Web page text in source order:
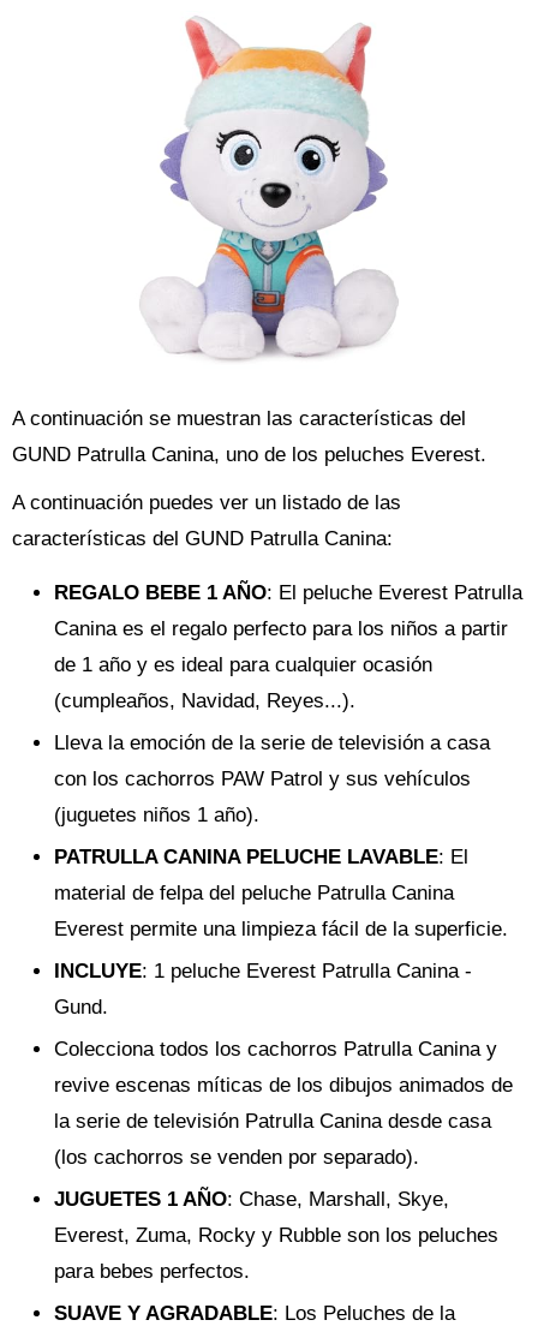
A continuación se muestran las características del
GUND Patrulla Canina, uno de los peluches Everest.
A continuación puedes ver un listado de las
características del GUND Patrulla Canina:
REGALO BEBE 1 AÑO: El peluche Everest Patrulla
Canina es el regalo perfecto para los niños a partir
de 1 año y es ideal para cualquier ocasión
(cumpleaños, Navidad, Reyes...).
Lleva la emoción de la serie de televisión a casa
con los cachorros PAW Patrol y sus vehículos
(juguetes niños 1 año).
PATRULLA CANINA PELUCHE LAVABLE: El
material de felpa del peluche Patrulla Canina
Everest permite una limpieza fácil de la superficie.
INCLUYE: 1 peluche Everest Patrulla Canina -
Gund.
Colecciona todos los cachorros Patrulla Canina y
revive escenas míticas de los dibujos animados de
la serie de televisión Patrulla Canina desde casa
(los cachorros se venden por separado).
JUGUETES 1 AÑO: Chase, Marshall, Skye,
Everest, Zuma, Rocky y Rubble son los peluches
para bebes perfectos.
SUAVE Y AGRADABLE: Los Peluches de la